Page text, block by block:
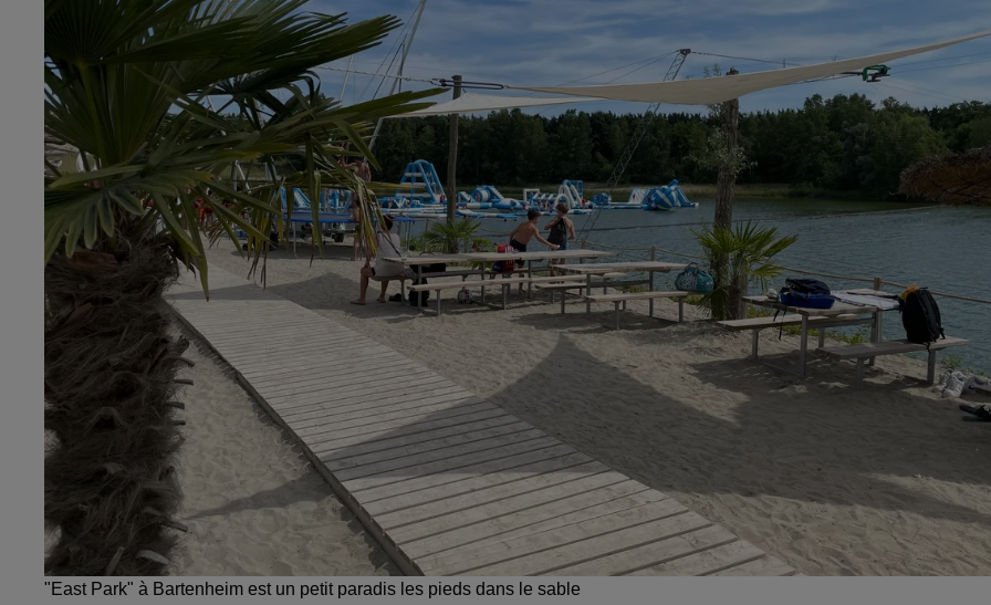
"East Park" à Bartenheim est un petit paradis les pieds dans le sable